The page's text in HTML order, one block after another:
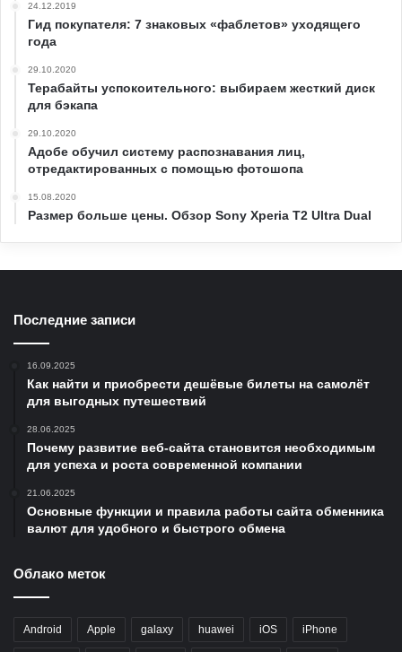
24.12.2019
Гид покупателя: 7 знаковых «фаблетов» уходящего
года
29.10.2020
Терабайты успокоительного: выбираем жесткий диск
для бэкапа
29.10.2020
Адобе обучил систему распознавания лиц,
отредактированных с помощью фотошопа
15.08.2020
Размер больше цены. Обзор Sony Xperia T2 Ultra Dual
Последние записи
16.09.2025
Как найти и приобрести дешёвые билеты на самолёт
для выгодных путешествий
28.06.2025
Почему развитие веб-сайта становится необходимым
для успеха и роста современной компании
21.06.2025
Основные функции и правила работы сайта обменника
валют для удобного и быстрого обмена
Облако меток
Android Apple galaxy huawei iOS iPhone